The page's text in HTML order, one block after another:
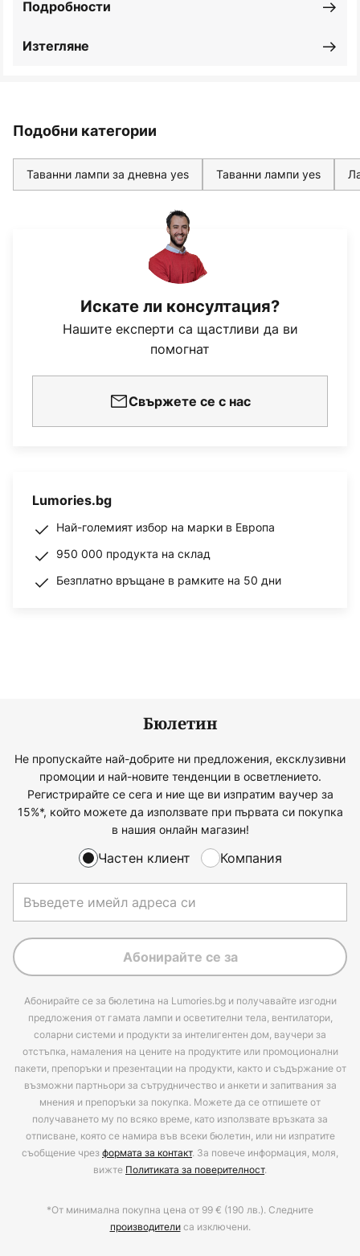
Подробности
Изтегляне
Подобни категории
Таванни лампи за дневна yes Таванни лампи yes
Искате ли консултация?
Нашите експерти са щастливи да ви
помогнат
Свържете се с нас
Lumories.bg
Най-големият избор на марки в Европа
950 000 продукта на склад
Безплатно връщане в рамките на 50 дни
Бюлетин
Не пропускайте най-добрите ни предложения, ексклузивни
промоции и най-новите тенденции в осветлението.
Регистрирайте се сега и ние ще ви изпратим ваучер за
15%*, който можете да използвате при първата си покупка
в нашия онлайн магазин!
Частен клиент Компания
Абонирайте се за
Абонирайте се за бюлетина на Lumories.bg и получавайте изгодни
предложения от гамата лампи и осветителни тела, вентилатори,
соларни системи и продукти за интелигентен дом, ваучери за
отстъпка, намаления на цените на продуктите или промоционални
пакети, препоръки и презентации на продукти, както и съдържание от
възможни партньори за сътрудничество и анкети и запитвания за
мнения и препоръки за покупка. Можете да се отпишете от
получаването му по всяко време, като използвате връзката за
отписване, която се намира във всеки бюлетин, или ни изпратите
съобщение чрезформата за контакт. За повече информация, моля,
вижте Политиката за поверителност.
*От минимална покупна цена от 99 € (190 лв.). Следните
производителиса изключени.